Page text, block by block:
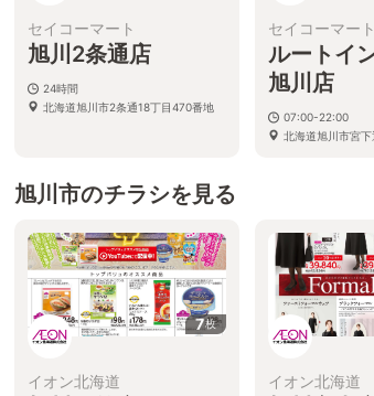
セイコーマート
旭川2条通店
24時間
北海道旭川市2条通18丁目470番地
セイコーマート
ルートイ
旭川店
07:00-22:00
北海道旭川市宮
旭川市のチラシを見る
7枚
イオン北海道 イオン北海道